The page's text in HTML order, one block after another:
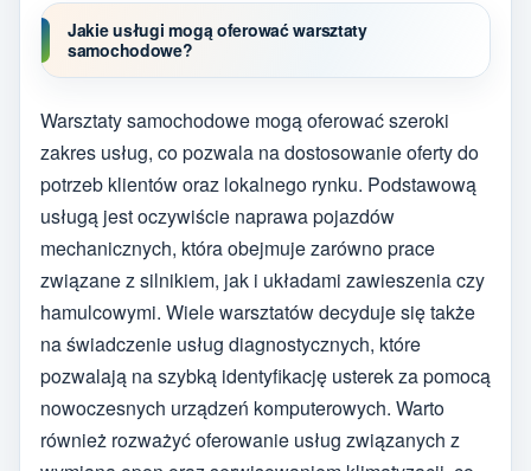
Jakie usługi mogą oferować warsztaty
samochodowe?
Warsztaty samochodowe mogą oferować szeroki
zakres usług, co pozwala na dostosowanie oferty do
potrzeb klientów oraz lokalnego rynku. Podstawową
usługą jest oczywiście naprawa pojazdów
mechanicznych, która obejmuje zarówno prace
związane z silnikiem, jak i układami zawieszenia czy
hamulcowymi. Wiele warsztatów decyduje się także
na świadczenie usług diagnostycznych, które
pozwalają na szybką identyfikację usterek za pomocą
nowoczesnych urządzeń komputerowych. Warto
również rozważyć oferowanie usług związanych z